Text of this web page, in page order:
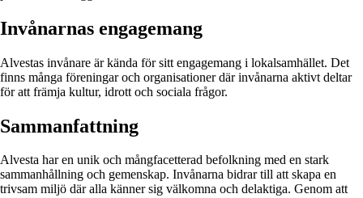
Invånarnas engagemang
Alvestas invånare är kända för sitt engagemang i lokalsamhället. Det
finns många föreningar och organisationer där invånarna aktivt deltar
för att främja kultur, idrott och sociala frågor.
Sammanfattning
Alvesta har en unik och mångfacetterad befolkning med en stark
sammanhållning och gemenskap. Invånarna bidrar till att skapa en
trivsam miljö där alla känner sig välkomna och delaktiga. Genom att